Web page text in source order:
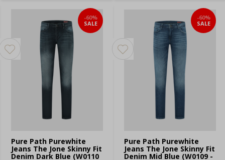
Pure Path Purewhite
Jeans The Jone Skinny Fit
Denim Dark Blue (W0110
-60%
SALE
Pure Path Purewhite
Jeans The Jone Skinny Fit
Denim Mid Blue (W0109 -
-60%
SALE